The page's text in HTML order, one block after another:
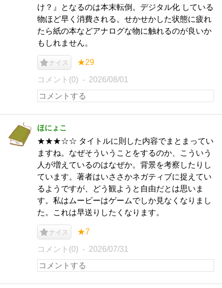
け？』となるのは本末転倒。デジタル化 している
物ほど早く消費される。せかせかした状態に疲れ
たら紙の本などアナログな物に触れるのが良いか
もしれません。
ナイス ★29
コメント(0) 2026/08/01
ほにょこ
★★★☆☆ タイトルに則した内容でまとまってい
ますね。なぜそういうことをするのか、こういう
人が増えているのはなぜか。背景を考察したりし
ています。著者はいささかネガティブに捉えてい
るようですが、どう観ようと自由だとは思いま
す。私はムービーはゲームでしか見なくなりまし
た。これは早送りしたくなります。
ナイス ★7
コメント(0) 2026/07/31